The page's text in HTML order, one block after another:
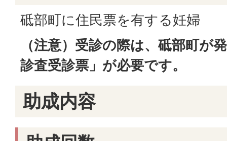
砥部町に住民票を有する妊婦
（注意）受診の際は、砥部町が
診査受診票」が必要です。
助成内容